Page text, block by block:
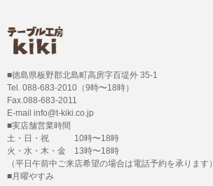
■徳島県板野郡北島町高房字百堤外 35-1
Tel. 088-683-2010（9時〜18時）
Fax.088-683-2011
E-mail info@t-kiki.co.jp
■実店舗営業時間
土・日・祝 10時〜18時
火・水・木・金 13時〜18時
（平日午前中ご来店希望の場合は電話予約を承ります）
■月曜やすみ